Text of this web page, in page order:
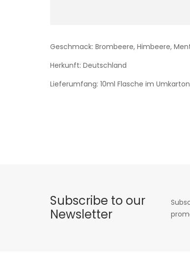
Geschmack: Brombeere, Himbeere,
Herkunft: Deutschland
Lieferumfang: 10ml Flasche im
Subscribe to our
Newsletter